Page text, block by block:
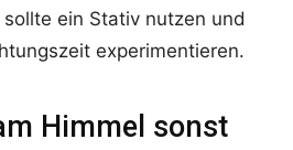
ein Stativ nutzen und
experimentieren.
Himmel sonst